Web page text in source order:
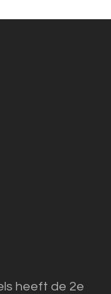
heeft de 2e